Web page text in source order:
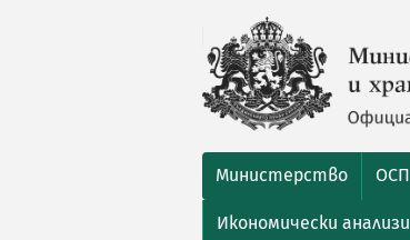
Министерство ОСП
Икономически анализи